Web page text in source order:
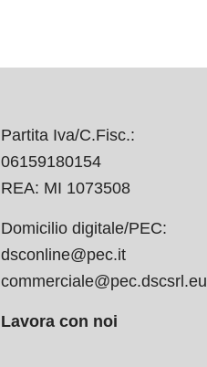
Partita Iva/C.Fisc.:
06159180154
REA: MI 1073508
Domicilio digitale/PEC:
dsconline@pec.it
commerciale@pec.dscsrl.eu
Lavora con noi